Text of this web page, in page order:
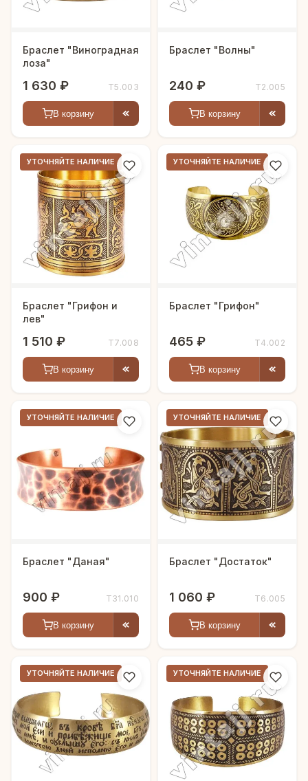
Браслет "Виноградная
лоза"
1 630 ₽ Т5.003
В корзину
Браслет "Волны"
240 ₽ Т2.005
В корзину
УТОЧНЯЙТЕ НАЛИЧИЕ
Браслет "Грифон и
лев"
1 510 ₽ Т7.008
В корзину
УТОЧНЯЙТЕ НАЛИЧИЕ
Браслет "Грифон"
465 ₽ Т4.002
В корзину
УТОЧНЯЙТЕ НАЛИЧИЕ
Браслет "Даная"
900 ₽ Т31.010
В корзину
УТОЧНЯЙТЕ НАЛИЧИЕ
Браслет "Достаток"
1 060 ₽ Т6.005
В корзину
УТОЧНЯЙТЕ НАЛИЧИЕ УТОЧНЯЙТЕ НАЛИЧИЕ